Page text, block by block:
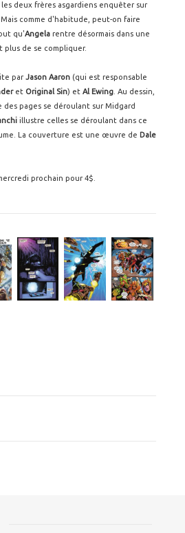
les deux frères asgardiens enquêter sur
comme d'habitude, peut-on faire
qu'Angela rentre désormais dans une
de se compliquer.
parJason Aaron (qui est responsable
et Original Sin) et Al Ewing . Au dessin,
des pages se déroulant sur Midgard
illustre celles se déroulant dans ce
La couverture est une œuvre de Dale
prochain pour 4$.